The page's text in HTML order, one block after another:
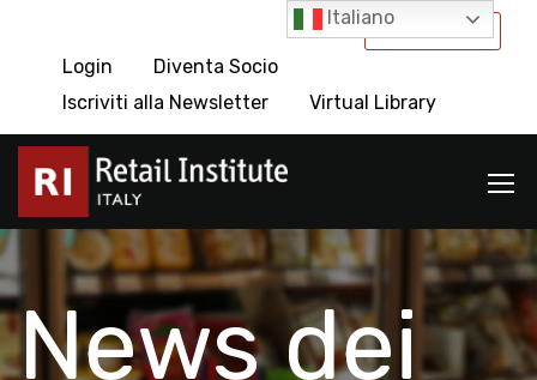
International
Login
Diventa Socio
Iscriviti alla Newsletter
Virtual Library
News dei
Italiano